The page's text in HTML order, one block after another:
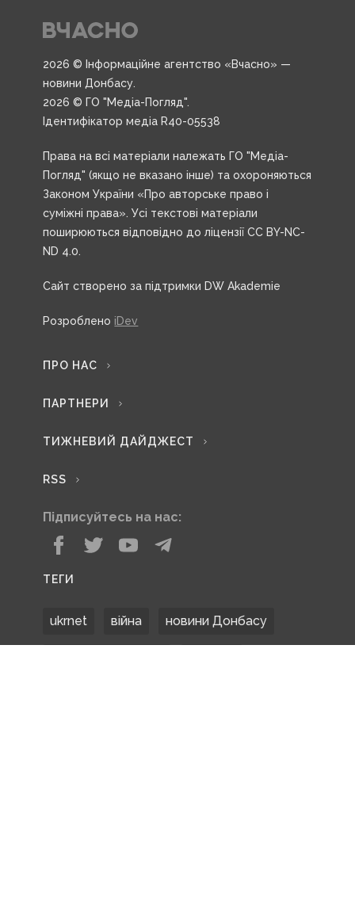
2026 © Інформаційне агентство «Вчасно» —
новини Донбасу.
2026 © ГО "Медіа-Погляд".
Ідентифікатор медіа R40-05538
Права на всі матеріали належать ГО "Медіа-
Погляд" (якщо не вказано інше) та охороняються
Законом України «Про авторське право і
суміжні права». Усі текстові матеріали
поширюються відповідно до ліцензії CC BY-NC-
ND 4.0.
Сайт створено за підтримки DW Akademie
Розроблено iDev
ПРО НАС
ПАРТНЕРИ
ТИЖНЕВИЙ ДАЙДЖЕСТ
RSS
Підписуйтесь на нас:
ТЕГИ
ukrnet війна новини Донбасу